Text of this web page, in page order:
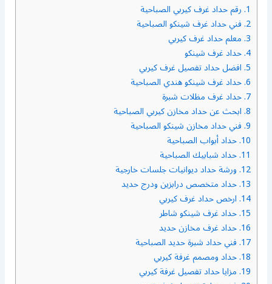
1. رقم حداد غرف كيربي الصباحية
2. فني حداد غرف شينكو الصباحية
3. معلم حداد غرف كيربي
4. حداد غرف شينكو
5. افضل حداد تفصيل غرف كيربي
6. حداد غرف شينكو هندي الصباحية
7. حداد غرف مظلات شبرة
8. ابحث عن حداد مخازن كيربي الصباحية
9. فني حداد مخازن شينكو الصباحية
10. حداد أبواب الصباحية
11. حداد شبابيك الصباحية
12. ورشة حداد ديوانيات جلسات خارجية
13. حداد متخصص درابزين ودرج حديد
14. ارخص حداد غرف كيربي
15. حداد غرف شينكو شاطر
16. حداد غرف مخازن حديد
17. فني حداد شبرة حديد الصباحية
18. حداد ومصمم غرفة كيربي
19. مزايا حداد تفصيل غرفة كيربي